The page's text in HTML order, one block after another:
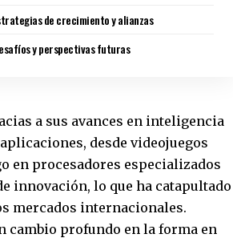
de crecimiento y alianzas
y perspectivas futuras
a sus avances en inteligencia
desde videojuegos
en procesadores especializados
innovación, lo que ha catapultado
mercados internacionales.
cambio profundo en la forma en